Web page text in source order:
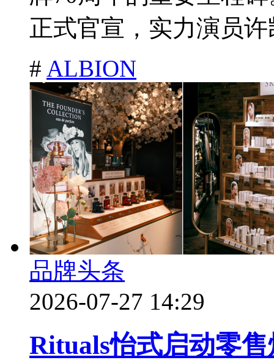
正式官宣，实力演员
# ALBION
品牌头条
2026-07-27 14:29
Rituals怡式启动零